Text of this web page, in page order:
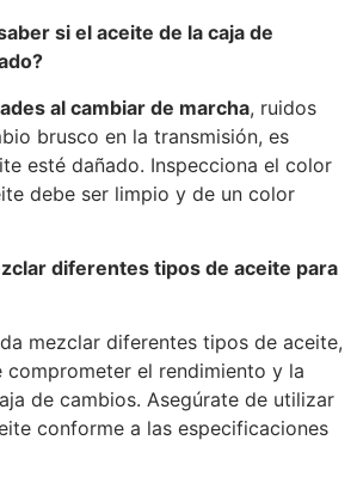
si el aceite de la caja de
al cambiar de marcha, ruidos
brusco en la transmisión, es
esté dañado. Inspecciona el color
debe ser limpio y de un color
diferentes tipos de aceite para
mezclar diferentes tipos de aceite,
comprometer el rendimiento y la
de cambios. Asegúrate de utilizar
conforme a las especificaciones